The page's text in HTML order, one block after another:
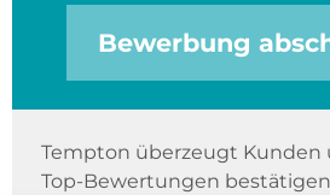
Bewerbung
Tempton überzeugt Kunden
Top-Bewertungen